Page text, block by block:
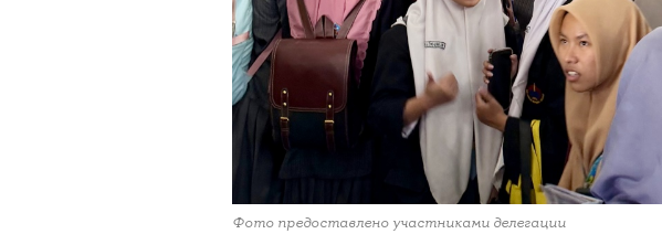
Фото предоставлено участниками делегации